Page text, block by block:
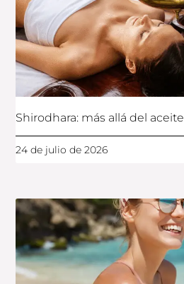
Shirodhara: más allá del aceite
24 de julio de 2026